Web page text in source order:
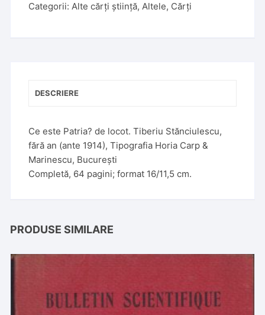
Categorii:Alte cărți știință,Altele, Cărți
DESCRIERE
Ce este Patria? de locot. Tiberiu Stănciulescu,
fără an (ante 1914), Tipografia Horia Carp &
Marinescu, București
Completă, 64 pagini; format 16/11,5 cm.
PRODUSE SIMILARE